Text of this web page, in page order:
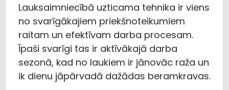
Lauksaimniecībā uzticama tehnika ir viens
no svarīgākajiem priekšnoteikumiem
raitam un efektīvam darba procesam.
Īpaši svarīgi tas ir aktīvākajā darba
sezonā, kad no laukiem ir jānovāc raža un
ik dienu jāpārvadā dažādas beramkravas.